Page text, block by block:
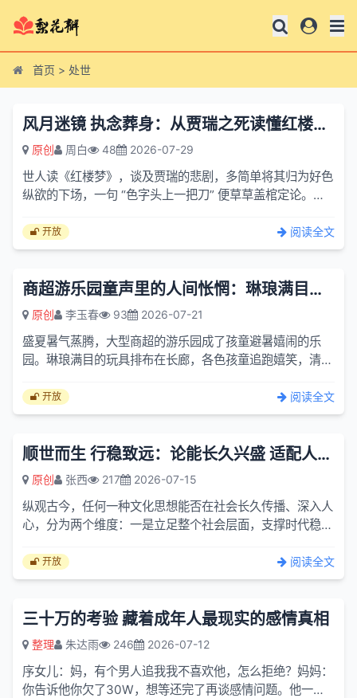
首页 > 处世
风月迷镜 执念葬身：从贾瑞之死读懂红楼藏下的处世哲思
原创 周白 48 2026-07-29
世人读《红楼梦》，谈及贾瑞的悲剧，多简单将其归为好色
纵欲的下场，一句 “色字头上一把刀” 便草草盖棺定论。可
风...开放 阅读全文
商超游乐园童声里的人间怅惘：琳琅满目的玩具排布在长廊
原创 李玉春 93 2026-07-21
盛夏暑气蒸腾，大型商超的游乐园成了孩童避暑嬉闹的乐
园。琳琅满目的玩具排布在长廊，各色孩童追跑嬉笑，清脆
闹的光景...
开放 阅读全文
顺世而生 行稳致远：论能长久兴盛 适配人间的文化思想
原创 张西 217 2026-07-15
纵观古今，任何一种文化思想能否在社会长久传播、深入人
心，分为两个维度：一是立足整个社会层面，支撑时代稳定
立足尘...
开放 阅读全文
三十万的考验 藏着成年人最现实的感情真相
整理 朱达雨 246 2026-07-12
序女儿：妈，有个男人追我我不喜欢他，怎么拒绝？妈妈：
你告诉他你欠了30W，想等还完了再谈感情问题。他一般